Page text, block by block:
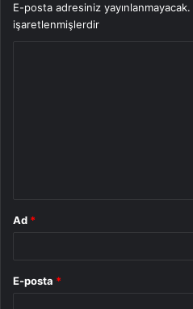
E-posta adresiniz yayınlanmayacak.
işaretlenmişlerdir
Ad *
E-posta *